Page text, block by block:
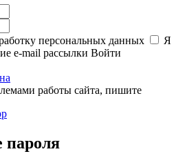
персональных данных
Я
e-mail рассылки Войти
работы сайта, пишите
пароля